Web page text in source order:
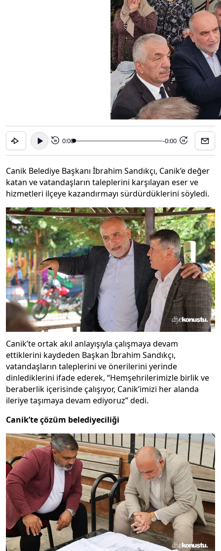
15 0:00 -0:00 15
Canik Belediye Başkanı İbrahim Sandıkçı, Canik’e değer
katan ve vatandaşların taleplerini karşılayan eser ve
hizmetleri ilçeye kazandırmayı sürdürdüklerini söyledi.
Canik’te ortak akıl anlayışıyla çalışmaya devam
ettiklerini kaydeden Başkan İbrahim Sandıkçı,
vatandaşların taleplerini ve önerilerini yerinde
dinlediklerini ifade ederek, “Hemşehrilerimizle birlik ve
beraberlik içerisinde çalışıyor, Canik’imizi her alanda
ileriye taşımaya devam ediyoruz” dedi.
Canik’te çözüm belediyeciliği